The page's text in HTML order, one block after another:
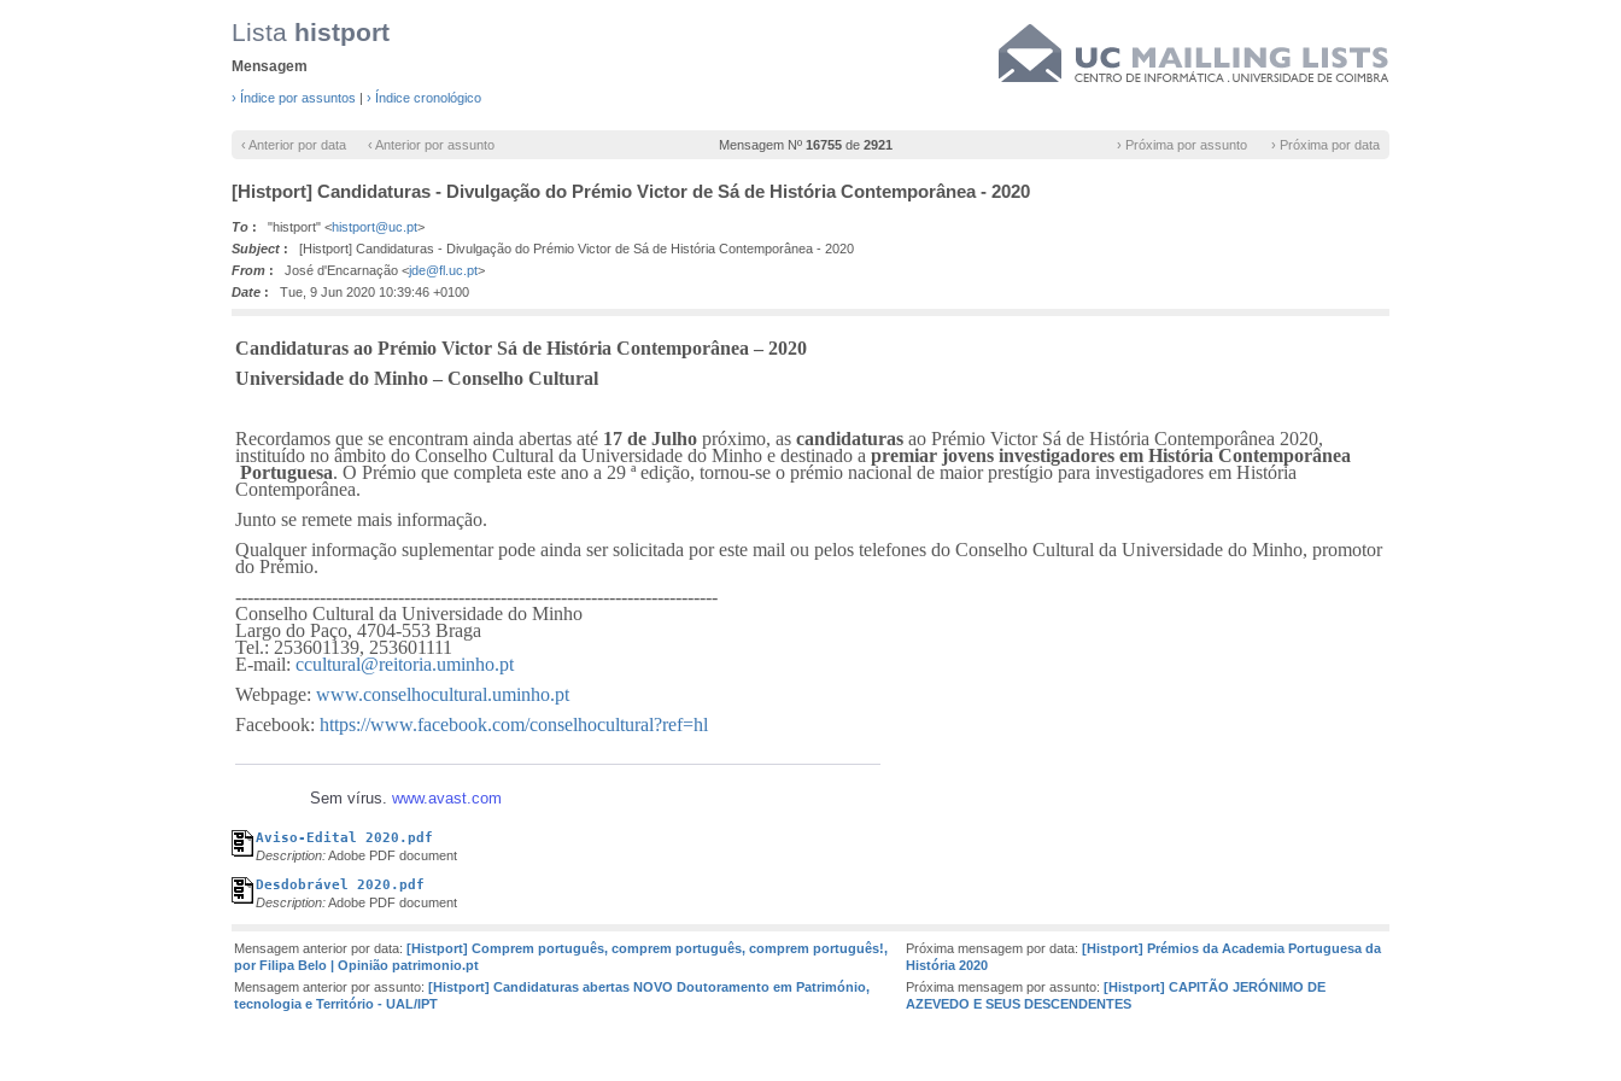
Lista histport
Mensagem
› Índice por assuntos | › Índice cronológico
‹ Anterior por data ‹ Anterior por assunto Mensagem Nº 16755 de 2921 › Próxima por assunto › Próxima por data
[Histport] Candidaturas - Divulgação do Prémio Victor de Sá de História Contemporânea - 2020
To : "histport" <histport@uc.pt>
Subject : [Histport] Candidaturas - Divulgação do Prémio Victor de Sá de História Contemporânea - 2020
From : José d'Encarnação <jde@fl.uc.pt>
Date : Tue, 9 Jun 2020 10:39:46 +0100
Candidaturas ao Prémio Victor Sá de História Contemporânea – 2020
Universidade do Minho – Conselho Cultural
Recordamos que se encontram ainda abertas até 17 de Julho próximo, as candidaturas ao Prémio Victor Sá de História Contemporânea 2020,
instituído no âmbito do Conselho Cultural da Universidade do Minho e destinado a premiar jovens investigadores em História Contemporânea
Portuguesa. O Prémio que completa este ano a 29 ª edição, tornou-se o prémio nacional de maior prestígio para investigadores em História
Contemporânea.
Junto se remete mais informação.
Qualquer informação suplementar pode ainda ser solicitada por este mail ou pelos telefones do Conselho Cultural da Universidade do Minho, promotor
do Prémio.
--------------------------------------------------------------------------------
Conselho Cultural da Universidade do Minho
Largo do Paço, 4704-553 Braga
Tel.: 253601139, 253601111
E-mail: ccultural@reitoria.uminho.pt
Webpage: www.conselhocultural.uminho.pt
Facebook: https://www.facebook.com/conselhocultural?ref=hl
Sem vírus. www.avast.com
Aviso-Edital 2020.pdf
Description:Adobe PDF document
Desdobrável 2020.pdf
Description:Adobe PDF document
Mensagem anterior por data: [Histport] Comprem português, comprem português, comprem português!,
por Filipa Belo | Opinião patrimonio.pt
Próxima mensagem por data: [Histport] Prémios da Academia Portuguesa da
História 2020
Mensagem anterior por assunto: [Histport] Candidaturas abertas NOVO Doutoramento em Património,
tecnologia e Território - UAL/IPT
Próxima mensagem por assunto: [Histport] CAPITÃO JERÓNIMO DE
AZEVEDO E SEUS DESCENDENTES